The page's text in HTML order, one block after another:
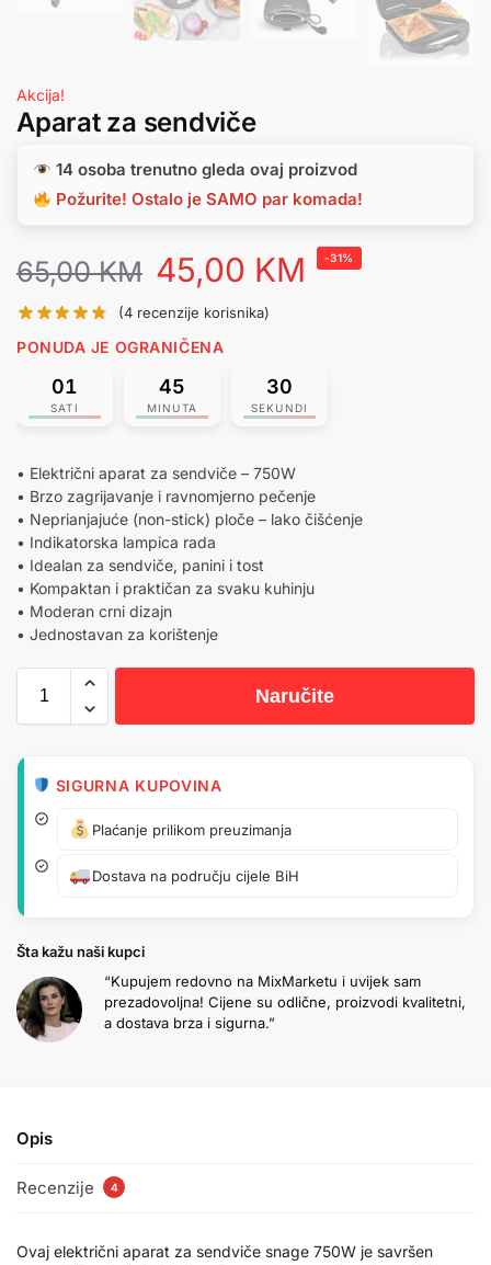
Akcija!
Aparat za sendviče
14 osoba trenutno gleda ovaj proizvod
Požurite! Ostalo je SAMO par komada!
65,00KM 45,00 KM -31%
(4 recenzije korisnika)
PONUDA JE OGRANIČENA
01
SATI
45
MINUTA
30
SEKUNDI
• Električni aparat za sendviče – 750W
• Brzo zagrijavanje i ravnomjerno pečenje
• Neprianjajuće (non-stick) ploče – lako čišćenje
• Indikatorska lampica rada
• Idealan za sendviče, panini i tost
• Kompaktan i praktičan za svaku kuhinju
• Moderan crni dizajn
• Jednostavan za korištenje
Naručite
SIGURNA KUPOVINA
Plaćanje prilikom preuzimanja
Dostava na području cijele BiH
Šta kažu naši kupci
“Kupujem redovno na MixMarketu i uvijek sam
prezadovoljna! Cijene su odlične, proizvodi kvalitetni,
a dostava brza i sigurna.”
Opis
Recenzije 4
Ovaj električni aparat za sendviče snage 750W je savršen